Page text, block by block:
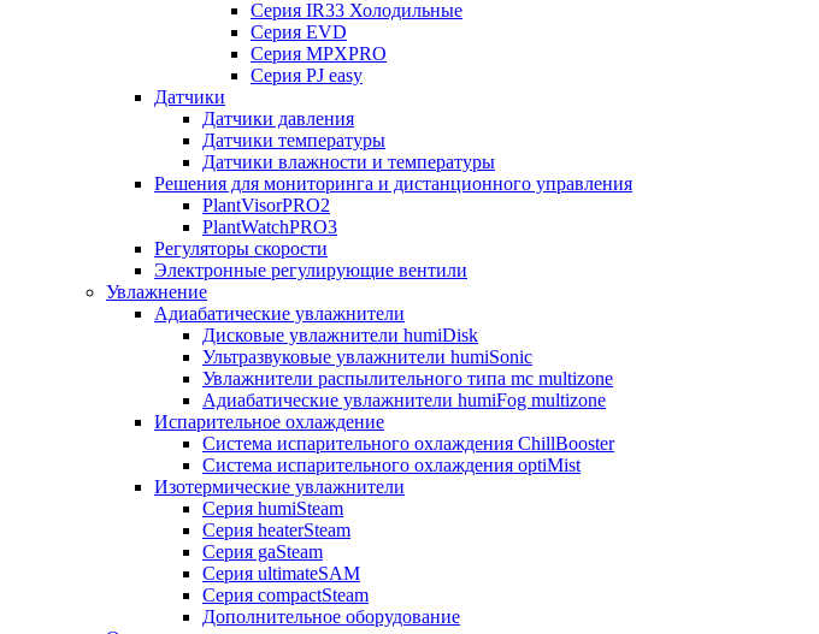
Серия IR33 Холодильные
Серия EVD
Серия MPXPRO
Серия PJ easy
Датчики
Датчики давления
Датчики температуры
Датчики влажности и температуры
Решения для мониторинга и дистанционного управления
PlantVisorPRO2
PlantWatchPRO3
Регуляторы скорости
Электронные регулирующие вентили
Увлажнение
Адиабатические увлажнители
Дисковые увлажнители humiDisk
Ультразвуковые увлажнители humiSonic
Увлажнители распылительного типа mc multizone
Адиабатические увлажнители humiFog multizone
Испарительное охлаждение
Система испарительного охлаждения ChillBooster
Система испарительного охлаждения optiMist
Изотермические увлажнители
Серия humiSteam
Серия heaterSteam
Серия gaSteam
Серия ultimateSAM
Серия compactSteam
Дополнительное оборудование